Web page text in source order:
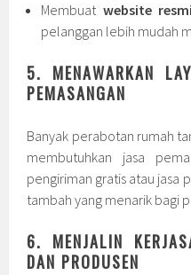
Membuat website resmi
pelanggan lebih mudah
5. MENAWARKAN
PEMASANGAN
Banyak perabotan rumah
membutuhkan jasa
pengiriman gratis atau jasa
tambah yang menarik bagi
6. MENJALIN
DAN PRODUSEN